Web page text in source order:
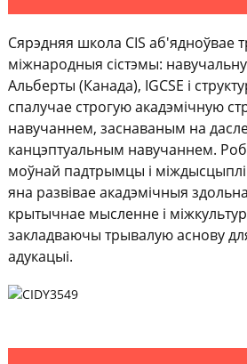
Сярэдняя школа CIS аб'ядноўвае
міжнародныя сістэмы:
Альберты (Канада), IGCSE і
спалучае строгую акадэмічную
навучаннем, заснаваным на
канцэптуальным навучаннем.
моўнай падтрымцы і
яна развівае акадэмічныя
крытычнае мысленне і
закладваючы трывалую аснову
адукацыі.